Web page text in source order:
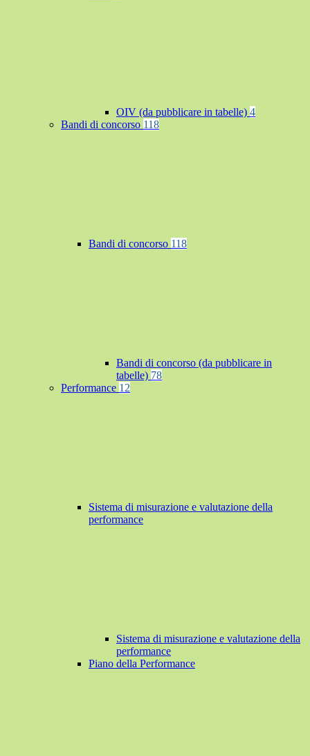
OIV (da pubblicare in tabelle) 4
Bandi di concorso 118
Bandi di concorso 118
Bandi di concorso (da pubblicare in
tabelle) 78
Performance 12
Sistema di misurazione e valutazione della
performance
Sistema di misurazione e valutazione della
performance
Piano della Performance